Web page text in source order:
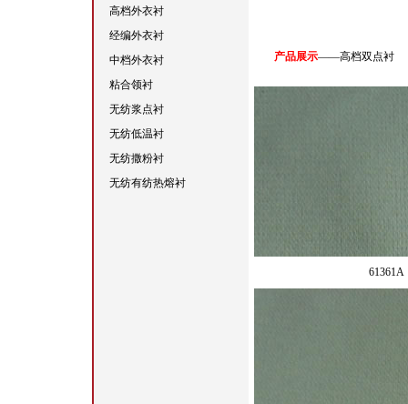
高档外衣衬
经编外衣衬
中档外衣衬
粘合领衬
无纺浆点衬
无纺低温衬
无纺撒粉衬
无纺有纺热熔衬
产品展示——高档双点衬
61361A